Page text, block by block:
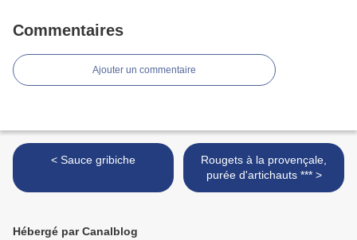
Commentaires
Ajouter un commentaire
< Sauce gribiche
Rougets à la provençale,
purée d'artichauts *** >
Hébergé par Canalblog